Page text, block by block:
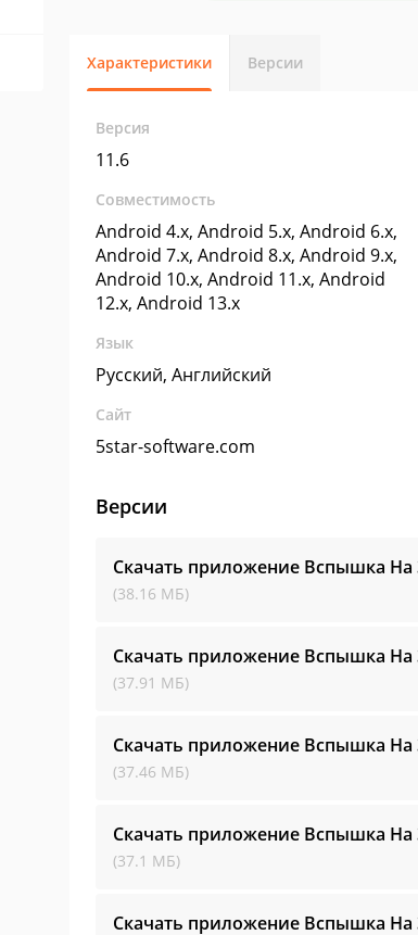
Характеристики Версии
Версия
11.6
Совместимость
Android 4.x, Android 5.x, Android 6.x,
Android 7.x, Android 8.x, Android 9.x,
Android 10.x, Android 11.x, Android
12.x, Android 13.x
Язык
Русский, Английский
Сайт
5star-software.com
Версии
Скачать приложение Вспышка
(38.16 МБ)
Скачать приложение Вспышка
(37.91 МБ)
Скачать приложение Вспышка
(37.46 МБ)
Скачать приложение Вспышка
(37.1 МБ)
Скачать приложение Вспышка